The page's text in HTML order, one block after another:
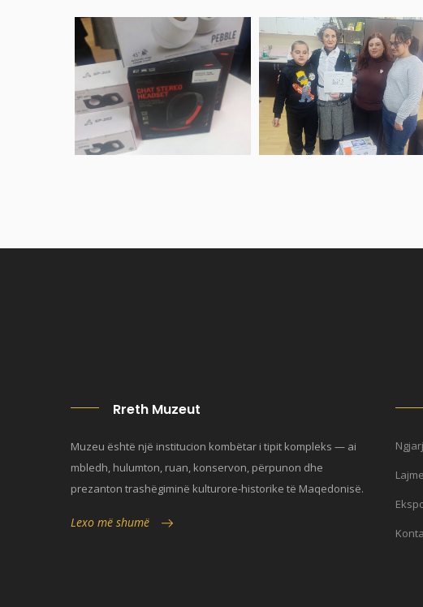
Rreth Muzeut
Muzeu është një institucion kombëtar i tipit kompleks — ai
mbledh, hulumton, ruan, konservon, përpunon dhe
prezanton trashëgiminë kulturore-historike të Maqedonisë.
Lexo më shumë
Lajme